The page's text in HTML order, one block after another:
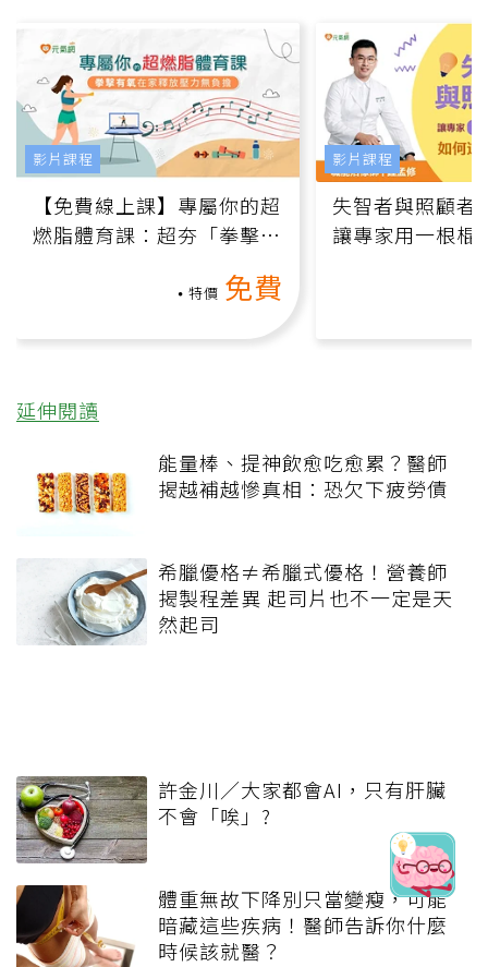
【免費線上課】專屬你的超
燃脂體育課：超夯「拳擊有
特價 免費
影片課程
失智者與照顧者
讓專家用一根棍
影片課程
延伸閱讀
能量棒、提神飲愈吃愈累？醫師
揭越補越慘真相：恐欠下疲勞債
希臘優格≠希臘式優格！營養師
揭製程差異 起司片也不一定是天
然起司
許金川／大家都會AI，只有肝臟
不會「唉」?
體重無故下降別只當變瘦，可能
暗藏這些疾病！醫師告訴你什麼
時候該就醫？